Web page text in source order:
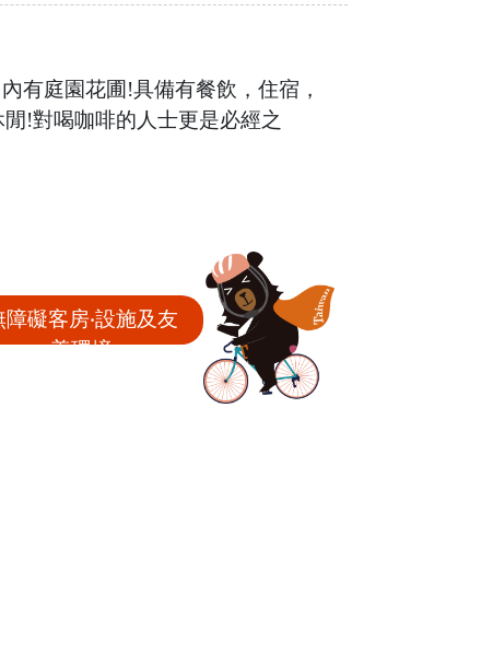
有庭園花圃!具備有餐飲，住宿，
!對喝咖啡的人士更是必經之
障礙客房‧設施及友
善環境